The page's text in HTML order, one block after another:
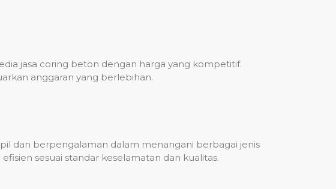
jasa coring beton dengan harga yang kompetitif.
anggaran yang berlebihan.
dan berpengalaman dalam menangani berbagai jenis
sesuai standar keselamatan dan kualitas.